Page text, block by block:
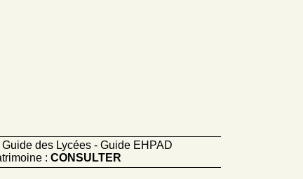
des Lycées - Guide EHPAD
: CONSULTER